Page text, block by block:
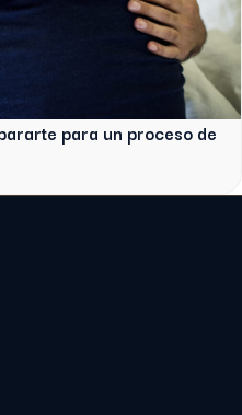
para un proceso de